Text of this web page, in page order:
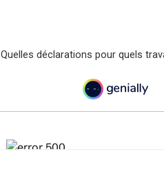
déclarations pour quels